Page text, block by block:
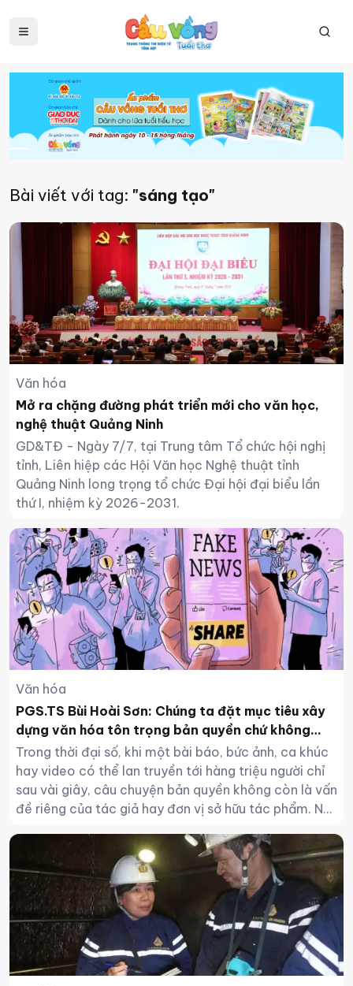
Bài viết với tag: "sáng tạo"
Văn hóa
Mở ra chặng đường phát triển mới cho văn học,
nghệ thuật Quảng Ninh
GD&TĐ - Ngày 7/7, tại Trung tâm Tổ chức hội nghị
tỉnh, Liên hiệp các Hội Văn học Nghệ thuật tỉnh
Quảng Ninh long trọng tổ chức Đại hội đại biểu lần
thứ I, nhiệm kỳ 2026-2031.
Văn hóa
PGS.TS Bùi Hoài Sơn: Chúng ta đặt mục tiêu xây
dựng văn hóa tôn trọng bản quyền chứ không
phải xử phạt
Trong thời đại số, khi một bài báo, bức ảnh, ca khúc
hay video có thể lan truyền tới hàng triệu người chỉ
sau vài giây, câu chuyện bản quyền không còn là vấn
đề riêng của tác giả hay đơn vị sở hữu tác phẩm. Nó
của môi trường văn hóa số và nền kinh tế sáng tạo.